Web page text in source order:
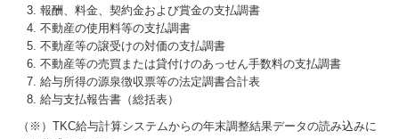
報酬、料金、契約金および賞金の支払調書
不動産の使用料等の支払調書
不動産等の譲受けの対価の支払調書
不動産等の売買または貸付けのあっせん手数料の支払調書
給与所得の源泉徴収票等の法定調書合計表
給与支払報告書（総括表）
（※）TKC給与計算システムからの年末調整結果データの読み込みに